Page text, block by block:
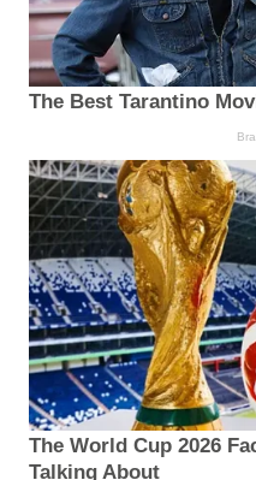
The Best Tarantino
The World Cup 2026
Talking About